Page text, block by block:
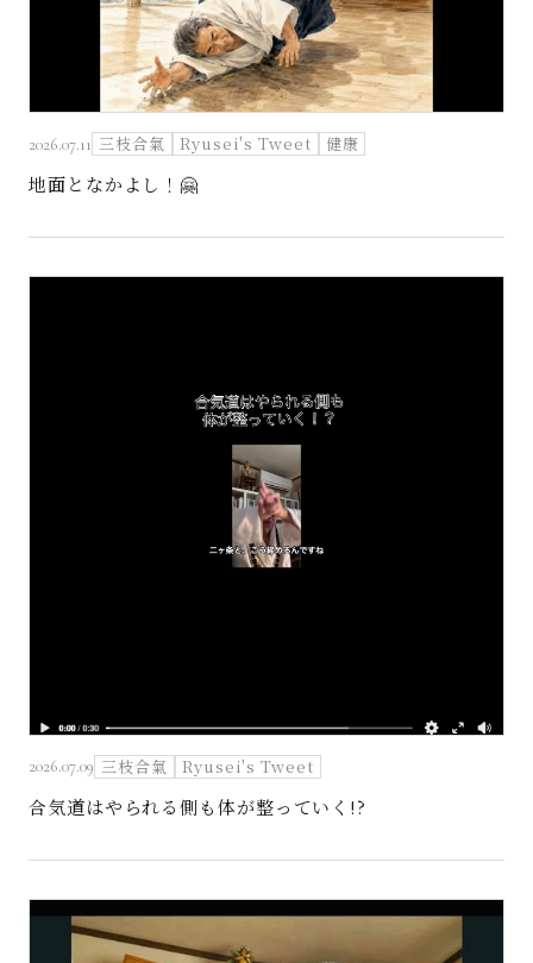
2026.07.11 三枝合氣 Ryusei's Tweet 健康
地面となかよし！🤗
2026.07.09 三枝合氣 Ryusei's Tweet
合気道はやられる側も体が整っていく!?